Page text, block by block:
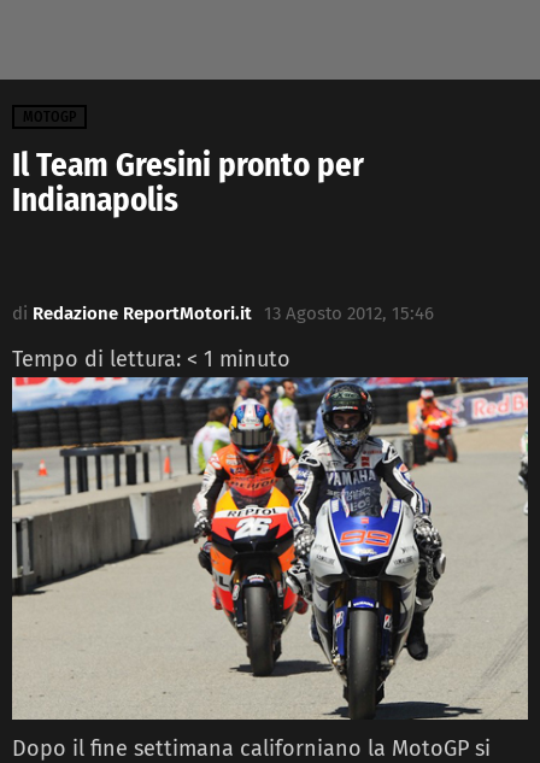
MOTOGP
Il Team Gresini pronto per
Indianapolis
di Redazione ReportMotori.it 13 Agosto 2012, 15:46
Tempo di lettura: < 1 minuto
Dopo il fine settimana californiano la MotoGP si